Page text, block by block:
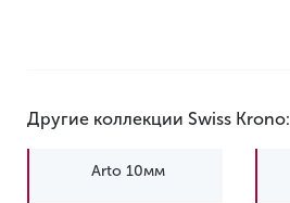
Другие коллекции Swiss Krono:
Arto 10мм